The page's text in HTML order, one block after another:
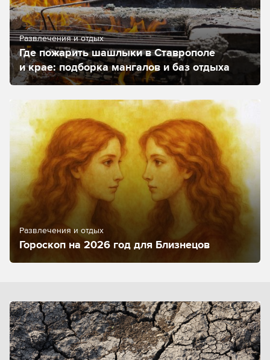
Развлечения и отдых
Где пожарить шашлыки в Ставрополе
и крае: подборка мангалов и баз отдыха
Развлечения и отдых
Гороскоп на 2026 год для Близнецов